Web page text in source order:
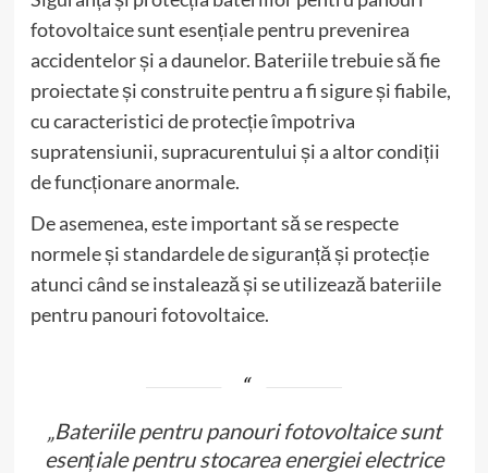
fotovoltaice sunt esențiale pentru prevenirea
accidentelor și a daunelor. Bateriile trebuie să fie
proiectate și construite pentru a fi sigure și fiabile,
cu caracteristici de protecție împotriva
supratensiunii, supracurentului și a altor condiții
de funcționare anormale.
De asemenea, este important să se respecte
normele și standardele de siguranță și protecție
atunci când se instalează și se utilizează bateriile
pentru panouri fotovoltaice.
„Bateriile pentru panouri fotovoltaice sunt
esențiale pentru stocarea energiei electrice